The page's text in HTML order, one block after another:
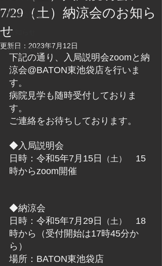
同窓会関連
お知らせ
医局活動報告
7/29（土）納涼会のお知ら
せ
更新日： 2023年7月12日
下記の通り、入局説明会zoomと納
涼会@BATON東池袋店を行いま
す。
病院見学も随時受付しておりま
す。
ご連絡をお待ちしております。
◆入局説明会
日時：令和5年7月15日
（土）
15
時からzoom開催
◆納涼会
日時：令和5年7月29日
（土）
18
時から（受付開始は17時45分か
ら）
場所：BATON東池袋店